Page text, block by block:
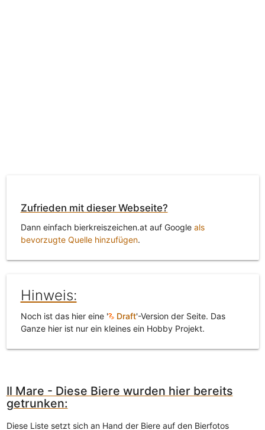
Zufrieden mit dieser Webseite?
Dann einfach bierkreiszeichen.at auf Google als
bevorzugte Quelle hinzufügen.
Hinweis:
Noch ist das hier eine ' Draft'-Version der Seite. Das
Ganze hier ist nur ein kleines ein Hobby Projekt.
Il Mare - Diese Biere wurden hier bereits
getrunken:
Diese Liste setzt sich an Hand der Biere auf den Bierfotos